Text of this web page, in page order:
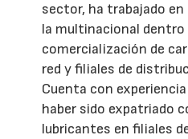
sector, ha trabajado
la multinacional dentro
comercialización de
red y filiales de
Cuenta con
haber sido expatriado
lubricantes en filiales